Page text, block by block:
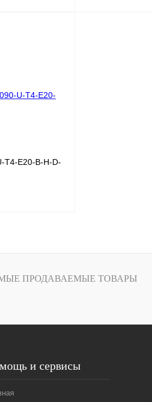
T4-E20-B-H-D-
ПРОДАВАЕМЫЕ ТОВАРЫ
и сервисы